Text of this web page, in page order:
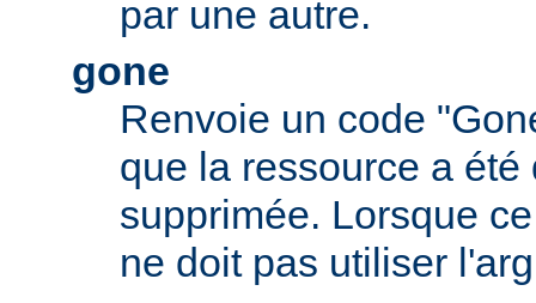
par une autre.
gone
Renvoie un code
que la ressource a été
supprimée. Lorsque
ne doit pas utiliser